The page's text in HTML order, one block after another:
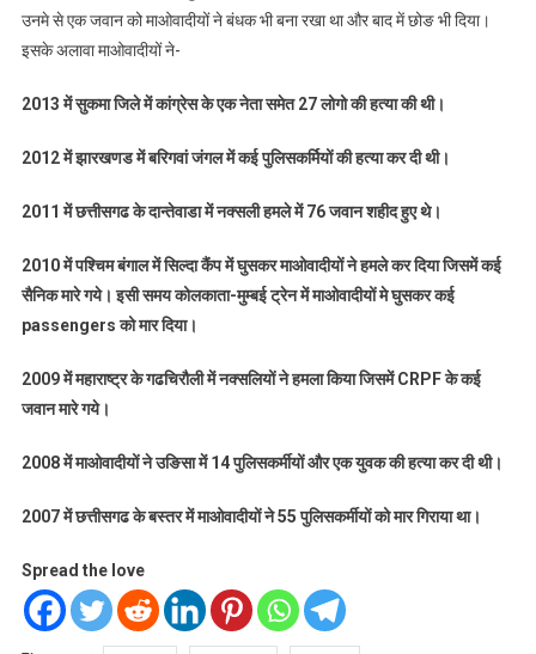
उनमे से एक जवान को माओवादीयों ने बंधक भी बना रखा था और बाद में छोङ भी दिया।
इसके अलावा माओवादीयों ने-
2013 में सुकमा जिले में कांग्रेस के एक नेता समेत 27 लोगो की हत्या की थी।
2012 में झारखणड में बरिगवां जंगल में कई पुलिसकर्मियों की हत्या कर दी थी।
2011 में छत्तीसगढ के दान्तेवाडा में नक्सली हमले में 76 जवान शहीद हुए थे।
2010 में पश्चिम बंगाल में सिल्दा कैंप में घुसकर माओवादीयों ने हमले कर दिया जिसमें कई
सैनिक मारे गये। इसी समय कोलकाता-मुम्बई ट्रेन में माओवादीयों मे घुसकर कई
passengers को मार दिया।
2009 में महाराष्ट्र के गढचिरौली में नक्सलियों ने हमला किया जिसमें CRPF के कई
जवान मारे गये।
2008 में माओवादीयों ने उङिसा में 14 पुलिसकर्मीयों और एक युवक की हत्या कर दी थी।
2007 में छत्तीसगढ के बस्तर में माओवादीयों ने 55 पुलिसकर्मीयों को मार गिराया था।
Spread the love